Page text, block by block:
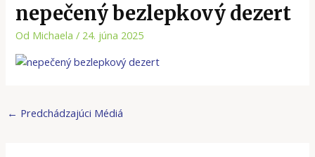
nepečený bezlepkový dezert
Od Michaela/ 24. júna 2025
← Predchádzajúci Médiá